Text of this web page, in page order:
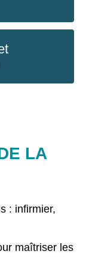
LA
: infirmier,
maîtriser les